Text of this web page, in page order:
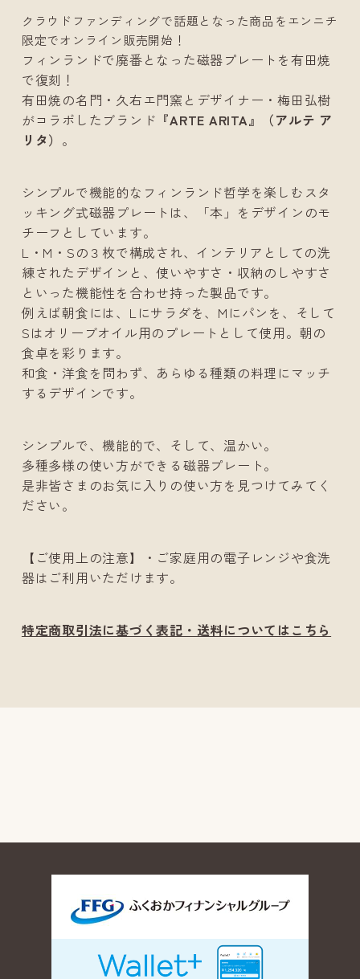
クラウドファンディングで話題となった商品をエンニチ
限定でオンライン販売開始！
フィンランドで廃番となった磁器プレートを有田焼
で復刻！
有田焼の名門・久右エ門窯とデザイナー・梅田弘樹
がコラボしたブランド 『ARTE ARITA』（アルテ ア
リタ） 。
シンプルで機能的なフィンランド哲学を楽しむスタ
ッキング式磁器プレートは、「本」をデザインのモ
チーフとしています。
L・M・Sの３枚で構成され、インテリアとしての洗
練されたデザインと、使いやすさ・収納のしやすさ
といった機能性を合わせ持った製品です。
例えば朝食には、Lにサラダを、Mにパンを、そして
Sはオリーブオイル用のプレートとして使用。朝の
食卓を彩ります。
和食・洋食を問わず、あらゆる種類の料理にマッチ
するデザインです。
シンプルで、機能的で、そして、温かい。
多種多様の使い方ができる磁器プレート。
是非皆さまのお気に入りの使い方を見つけてみてく
ださい。
【ご使用上の注意】・ご家庭用の電子レンジや食洗
器はご利用いただけます。
特定商取引法に基づく表記・送料についてはこちら